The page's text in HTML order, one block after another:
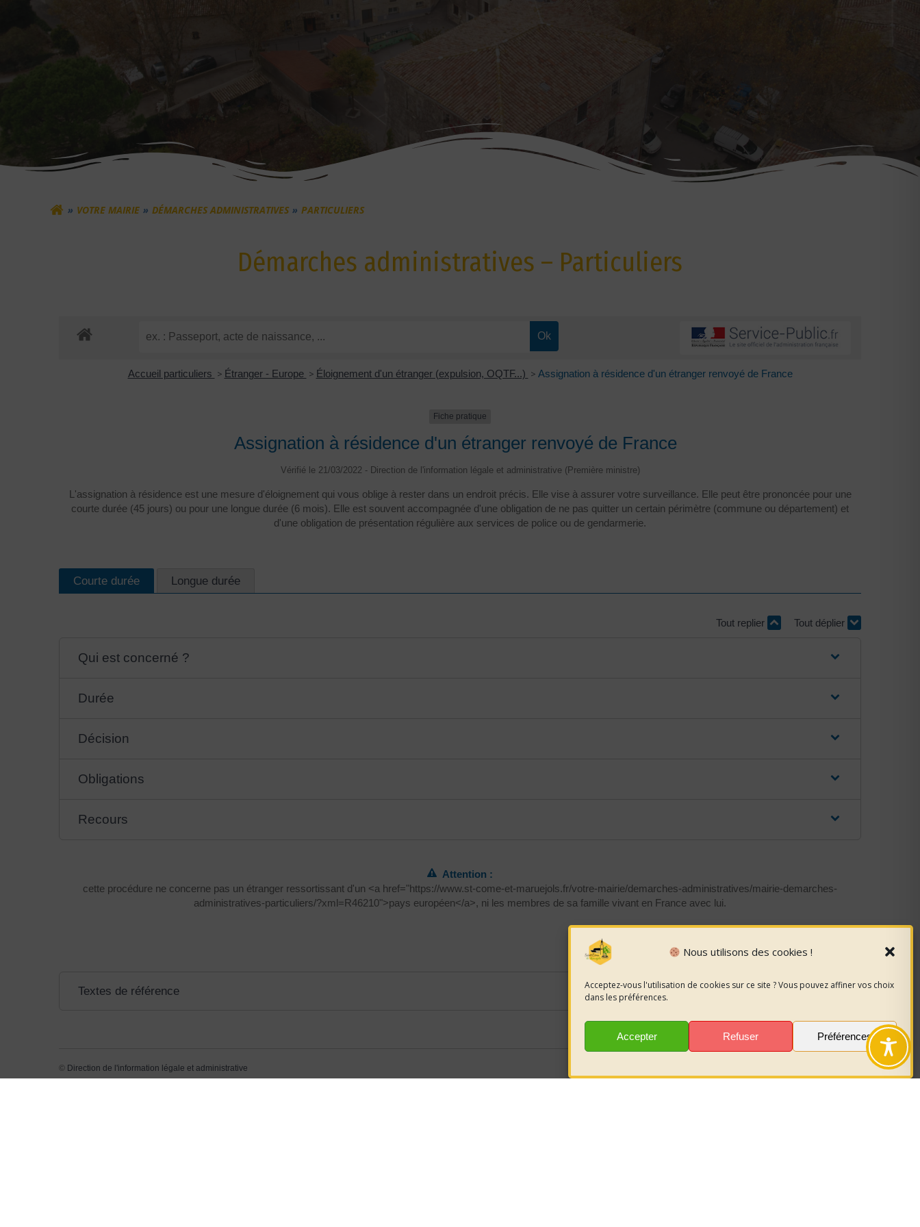
Nous utilisons des cookies !
Acceptez-vous l'utilisation de cookies sur ce site ? Vous pouvez affiner vos choix
dans les préférences.
Accepter Refuser Préférences
VOTRE MAIRIE DÉMARCHES ADMINISTRATIVES PARTICULIERS
Démarches administratives – Particuliers
Accueil particuliers > Étranger - Europe > Éloignement d'un étranger (expulsion, OQTF...) > Assignation à résidence d'un étranger renvoyé de France
Fiche pratique
Assignation à résidence d'un étranger renvoyé de France
Vérifié le 21/03/2022 - Direction de l'information légale et administrative (Première ministre)
L'assignation à résidence est une mesure d'éloignement qui vous oblige à rester dans un endroit précis. Elle vise à assurer votre surveillance. Elle peut être prononcée pour une
courte durée (45 jours) ou pour une longue durée (6 mois). Elle est souvent accompagnée d'une obligation de ne pas quitter un certain périmètre (commune ou département) et
d'une obligation de présentation régulière aux services de police ou de gendarmerie.
Courte durée Longue durée
Tout replier Tout déplier
Qui est concerné ?
Durée
Décision
Obligations
Recours
Attention :
cette procédure ne concerne pas un étranger ressortissant d'un <a href="https://www.st-come-et-maruejols.fr/votre-mairie/demarches-administratives/mairie-demarches-
administratives-particuliers/?xml=R46210">pays européen</a>, ni les membres de sa famille vivant en France avec lui.
Textes de référence
© Direction de l'information légale et administrative